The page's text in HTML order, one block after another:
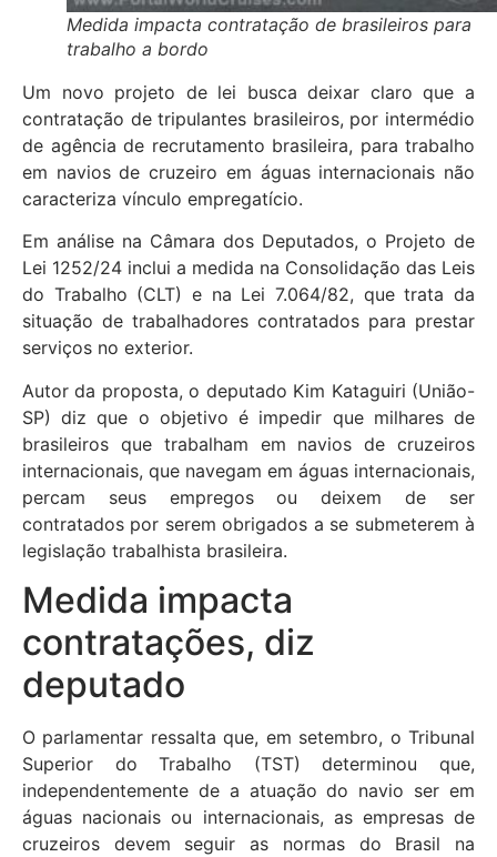
Medida impacta contratação de brasileiros para
trabalho a bordo
Um novo projeto de lei busca deixar claro que a
contratação de tripulantes brasileiros, por intermédio
de agência de recrutamento brasileira, para trabalho
em navios de cruzeiro em águas internacionais não
caracteriza vínculo empregatício.
Em análise na Câmara dos Deputados, o Projeto de
Lei 1252/24 inclui a medida na Consolidação das Leis
do Trabalho (CLT) e na Lei 7.064/82, que trata da
situação de trabalhadores contratados para prestar
serviços no exterior.
Autor da proposta, o deputado Kim Kataguiri (União-
SP) diz que o objetivo é impedir que milhares de
brasileiros que trabalham em navios de cruzeiros
internacionais, que navegam em águas internacionais,
percam seus empregos ou deixem de ser
contratados por serem obrigados a se submeterem à
legislação trabalhista brasileira.
Medida impacta
contratações, diz
deputado
O parlamentar ressalta que, em setembro, o Tribunal
Superior do Trabalho (TST) determinou que,
independentemente de a atuação do navio ser em
águas nacionais ou internacionais, as empresas de
cruzeiros devem seguir as normas do Brasil na